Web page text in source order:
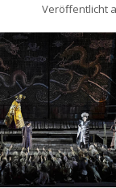
Veröffentlicht